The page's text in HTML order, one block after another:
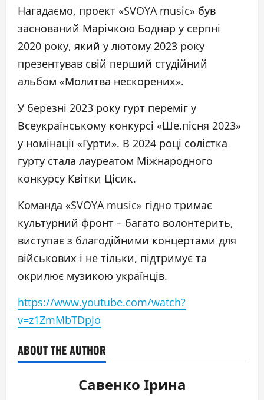
Нагадаємо, проект «SVOYA music» був
заснований Марічкою Боднар у серпні
2020 року, який у лютому 2023 року
презентував свій перший студійний
альбом «Молитва нескорених».
У березні 2023 року гурт переміг у
Всеукраїнському конкурсі «Ше.пісня 2023»
у номінації «Гурти». В 2024 році солістка
гурту стала лауреатом Міжнародного
конкурсу Квітки Цісик.
Команда «SVOYA music» гідно тримає
культурний фронт – багато волонтерить,
виступає з благодійними концертами для
військових і не тільки, підтримує та
окрилює музикою українців.
https://www.youtube.com/watch?
v=z1ZmMbTDpJo
ABOUT THE AUTHOR
Савенко Ірина